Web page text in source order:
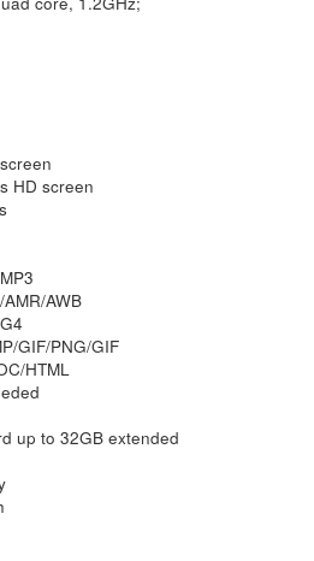
HD screen
AWB
GIF/PNG/GIF
HTML
up to 32GB extended